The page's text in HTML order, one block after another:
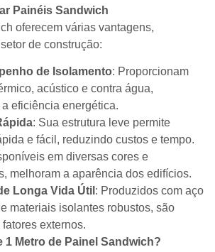
Painéis Sandwich
oferecem várias vantagens,
de construção:
de Isolamento: Proporcionam
acústico e contra água,
eficiência energética.
: Sua estrutura leve permite
e fácil, reduzindo custos e tempo.
em diversas cores e
melhoram a aparência dos edifícios.
Longa Vida Útil : Produzidos com aço
materiais isolantes robustos, são
externos.
1 Metro de Painel Sandwich?